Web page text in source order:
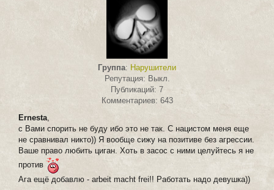
Группа: Нарушители
Репутация: Выкл.
Публикаций: 7
Комментариев: 643
Ernesta,
с Вами спорить не буду ибо это не так. С нацистом меня еще
не сравнивал никто)) Я вообще сижу на позитиве без агрессии.
Ваше право любить циган. Хоть в засос с ними целуйтесь я не
против
Ага ещё добавлю - arbeit macht frei!! Работать надо девушка))